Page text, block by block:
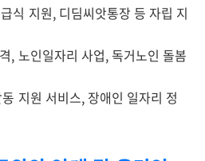
식 지원, 디딤씨앗통장 등 자립 지
, 노인일자리 사업, 독거노인 돌봄
지원 서비스, 장애인 일자리 정